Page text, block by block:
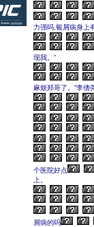
力强吗,银屑病身上
现我。”
麻烦郑哥了。”李倩
个医院好点
上。
屑病的吗